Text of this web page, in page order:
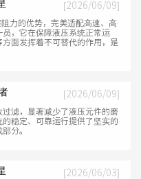
[2026/06/09]
力的优势，完美适配高速、高
，它在保障液压系统正常运
面发挥着不可替代的作用，是
[2026/06/09]
滤，显著减少了液压元件的磨
稳定、可靠运行提供了坚实的
分。
[2026/06/03]